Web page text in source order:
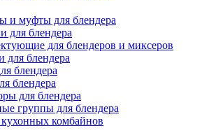
и муфты для блендера
для блендера
для блендеров и миксеров
для блендера
блендера
блендера
для блендера
группы для блендера
кухонных комбайнов